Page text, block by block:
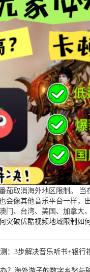
取消海外地区限制。
会像其他音乐平台一样
、台湾、美国、加拿
突破优酷视频地域限制 如
：3步解决音乐听书+银行